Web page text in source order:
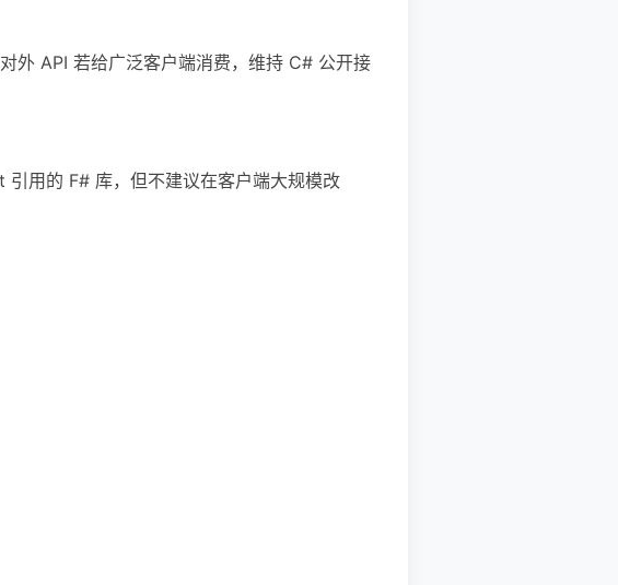
外 API 若给广泛客户端消费，维持 C# 公开接
用的 F# 库，但不建议在客户端大规模改